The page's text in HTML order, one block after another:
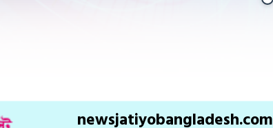
newsjatiyobangladesh.com